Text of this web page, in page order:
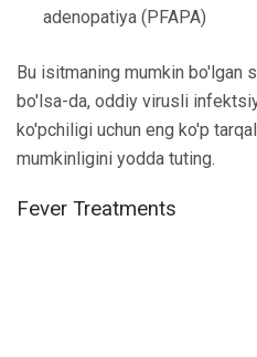
adenopatiya (PFAPA)
Bu isitmaning mumkin bo'lgan
bo'lsa-da, oddiy virusli
ko'pchiligi uchun eng ko'p
mumkinligini yodda tuting.
Fever Treatments